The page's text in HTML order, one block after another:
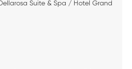
Suite & Spa / Hotel Grand